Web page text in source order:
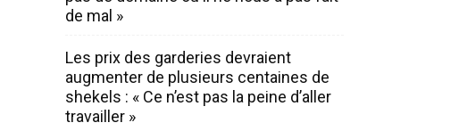
de mal »
Les prix des garderies devraient
augmenter de plusieurs centaines de
shekels : « Ce n’est pas la peine d’aller
travailler »